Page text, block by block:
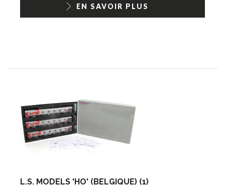
EN SAVOIR PLUS
L.S. MODELS 'HO' (BELGIQUE) (1)